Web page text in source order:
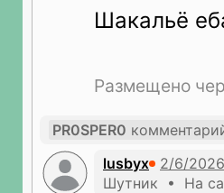
Шакальё
Размещено
PR0SPER0
lusbyx
Шутник • На